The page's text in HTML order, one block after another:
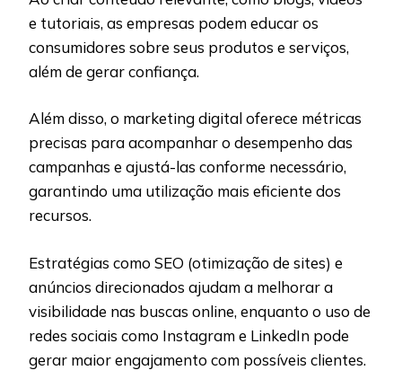
e tutoriais, as empresas podem educar os
consumidores sobre seus produtos e serviços,
além de gerar confiança.
Além disso, o marketing digital oferece métricas
precisas para acompanhar o desempenho das
campanhas e ajustá-las conforme necessário,
garantindo uma utilização mais eficiente dos
recursos.
Estratégias como SEO (otimização de sites) e
anúncios direcionados ajudam a melhorar a
visibilidade nas buscas online, enquanto o uso de
redes sociais como Instagram e LinkedIn pode
gerar maior engajamento com possíveis clientes.